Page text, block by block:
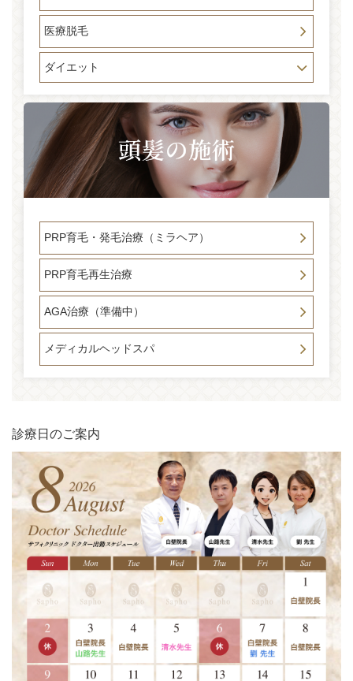
医療脱毛
ダイエット
PRP育毛・発毛治療（ミラヘア）
PRP育毛再生治療
AGA治療（準備中）
メディカルヘッドスパ
診療日のご案内